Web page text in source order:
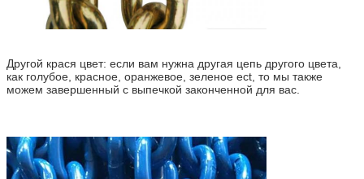
Другой крася цвет: если вам нужна другая цепь другого цвета,
как голубое, красное, оранжевое, зеленое ect, то мы также
можем завершенный с выпечкой законченной для вас.